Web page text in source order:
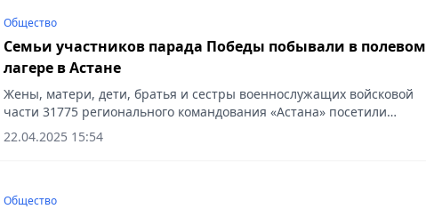
Общество
Семьи участников парада Победы побывали в полевом
лагере в Астане
Жены, матери, дети, братья и сестры военнослужащих войсковой
части 31775 регионального командования «Астана» посетили
полевой лагерь на окраине столицы, сообщает Vecher.kz.
22.04.2025 15:54
Общество